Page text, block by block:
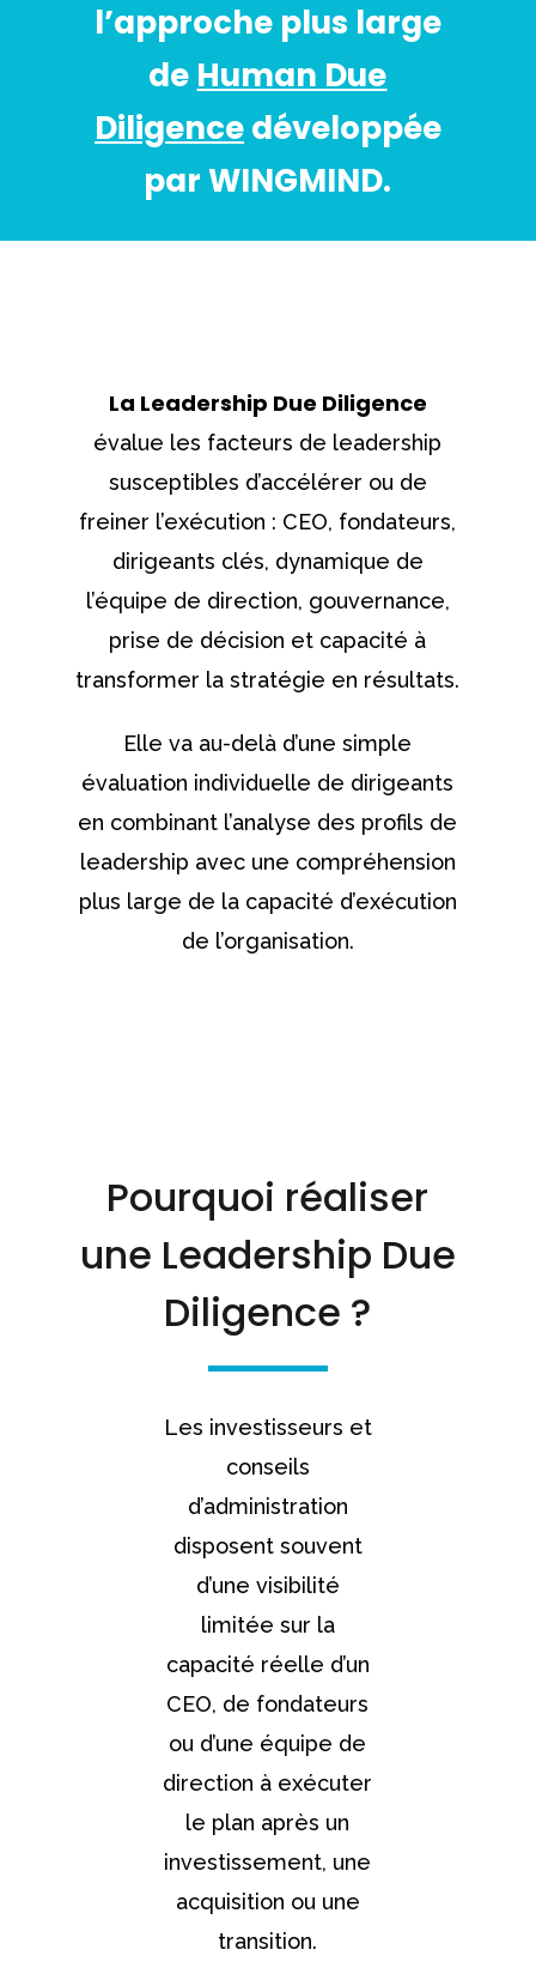
l’approche plus large
de Human Due
Diligencedéveloppée
par WINGMIND.
La Leadership Due Diligence
évalue les facteurs de leadership
susceptibles d’accélérer ou de
freiner l’exécution : CEO, fondateurs,
dirigeants clés, dynamique de
l’équipe de direction, gouvernance,
prise de décision et capacité à
transformer la stratégie en résultats.
Elle va au-delà d’une simple
évaluation individuelle de dirigeants
en combinant l’analyse des profils de
leadership avec une compréhension
plus large de la capacité d’exécution
de l’organisation.
Pourquoi réaliser
une Leadership Due
Diligence ?
Les investisseurs et
conseils
d’administration
disposent souvent
d’une visibilité
limitée sur la
capacité réelle d’un
CEO, de fondateurs
ou d’une équipe de
direction à exécuter
le plan après un
investissement, une
acquisition ou une
transition.